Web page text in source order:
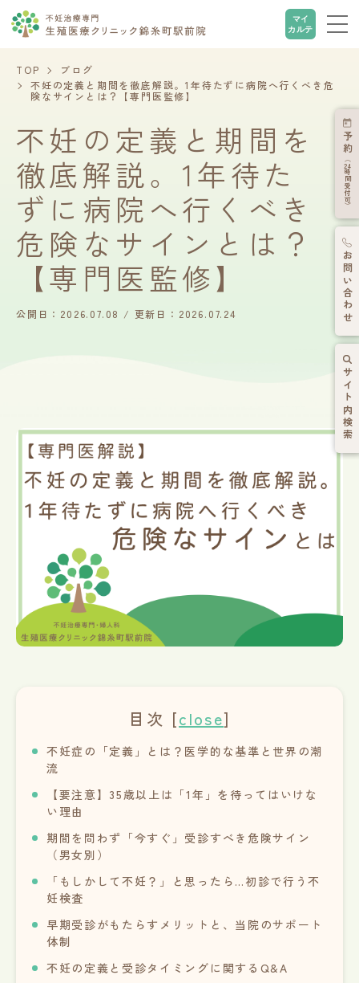
マイ
カルテ
予約
（
24
時間受付可）
お問い合わせ
サイト内検索
TOP
ブログ
不妊の定義と期間を徹底解説。1年待たずに病院へ行くべき危
険なサインとは？【専門医監修】
不妊の定義と期間を
徹底解説。1年待た
ずに病院へ行くべき
危険なサインとは？
【専門医監修】
公開日：2026.07.08 更新日：2026.07.24
目次 [close]
不妊症の「定義」とは？医学的な基準と世界の潮
流
【要注意】35歳以上は「1年」を待ってはいけな
い理由
期間を問わず「今すぐ」受診すべき危険サイン
（男女別）
「もしかして不妊？」と思ったら…初診で行う不
妊検査
早期受診がもたらすメリットと、当院のサポート
体制
不妊の定義と受診タイミングに関するQ&A